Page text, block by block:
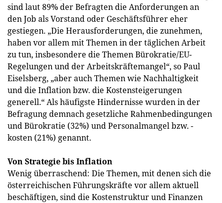
sind laut 89% der Befragten die Anforderungen an
den Job als Vorstand oder Geschäftsführer eher
gestiegen. „Die Herausforderungen, die zunehmen,
haben vor allem mit Themen in der täglichen Arbeit
zu tun, insbesondere die Themen Bürokratie/EU-
Regelungen und der Arbeitskräftemangel“, so Paul
Eiselsberg, „aber auch Themen wie Nachhaltigkeit
und die Inflation bzw. die Kostensteigerungen
generell.“ Als häufigste Hindernisse wurden in der
Befragung demnach gesetzliche Rahmenbedingungen
und Bürokratie (32%) und Personalmangel bzw. -
kosten (21%) genannt.
Von Strategie bis Inflation
Wenig überraschend: Die Themen, mit denen sich die
österreichischen Führungskräfte vor allem aktuell
beschäftigen, sind die Kostenstruktur und Finanzen